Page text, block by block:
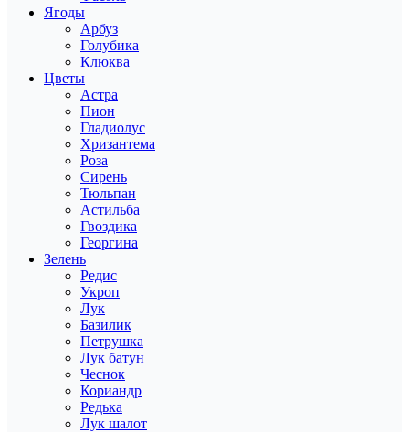
Ягоды
Арбуз
Голубика
Клюква
Цветы
Астра
Пион
Гладиолус
Хризантема
Роза
Сирень
Тюльпан
Астильба
Гвоздика
Георгина
Зелень
Редис
Укроп
Лук
Базилик
Петрушка
Лук батун
Чеснок
Кориандр
Редька
Лук шалот